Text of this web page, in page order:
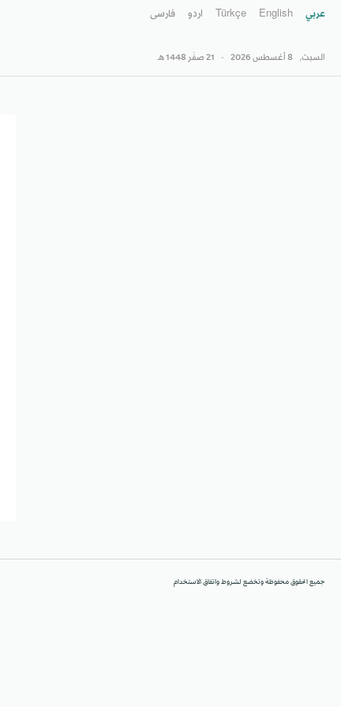
عربي English
Türkçe اردو فارسى
السبت, 8 أغسطس 2026 - 21 صفَر 1448 هـ
جميع الحقوق محفوظة وتخضع لشروط واتفاق الاستخدام